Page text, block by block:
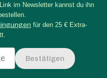
im Newsletter kannst du ihn
für den 25 € Extra-
Bestätigen